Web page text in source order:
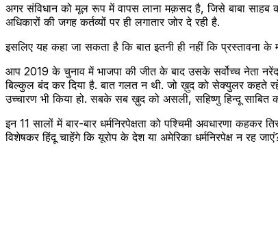
अगर संविधान को मूल रूप में वापस लाना मक़सद है, जिसे बाबा साहब
अधिकारों की जगह कर्तव्यों पर ही लगातार जोर दे रही है.
इसलिए यह कहा जा सकता है कि बात इतनी ही नहीं कि प्रस्तावना के
आप 2019 के चुनाव में भाजपा की जीत के बाद उसके सर्वोच्च नेता
बिल्कुल बंद कर दिया है. बात गलत न थी. जो ख़ुद को सेक्युलर कहते रहे
उच्चारण भी किया हो. सबके सब ख़ुद को असली, सहिष्णु हिन्दू साबित
इन 11 सालों में बार-बार धर्मनिरपेक्षता को पश्चिमी अवधारणा
विशेषकर हिंदू चाहेंगे कि यूरोप के देश या अमेरिका धर्मनिरपेक्ष न रह